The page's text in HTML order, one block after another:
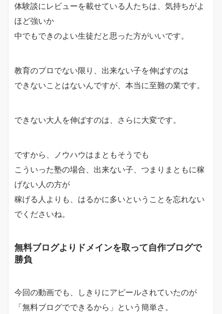
体験談にレビューを載せている人たちは、気持ちがよ
ほど強いか
中でもできのよい生徒だと思った方がいいです。
教育のプロでない限り、出来ない子を伸ばすのは
できないことはないんですが、本当に至難の業です。
できない大人を伸ばすのは、さらに大変です。
ですから、ノウハウはまともそうでも
こういった塾の場合、出来ない子、つまりまともに稼
げない人の方が
稼げる人よりも、はるかに多いということを忘れない
でくださいね。
無料ブログよりドメインを取って自作ブログで
勝負
今回の動画でも、しきりにアピールされていたのが
「無料ブログでできるから」という簡単さ。